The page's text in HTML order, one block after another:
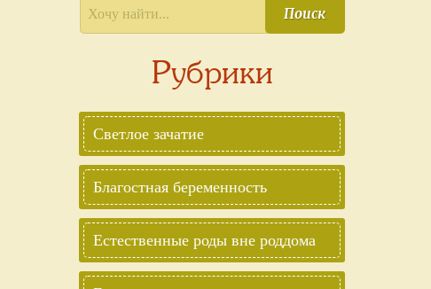
Поиск
Рубрики
Светлое зачатие
Благостная беременность
Естественные роды вне роддома